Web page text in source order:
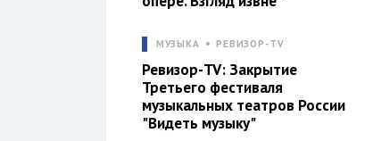
МУЗЫКА РЕВИЗОР-TV
Ревизор-TV: Закрытие
Третьего фестиваля
музыкальных театров России
"Видеть музыку"